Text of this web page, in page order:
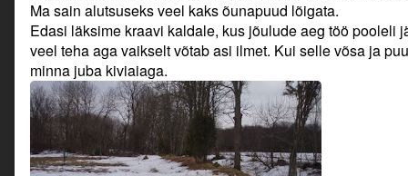
Ma sain alutsuseks veel kaks õunapuud lõigata.
Edasi läksime kraavi kaldale, kus jõulude aeg töö pooleli
veel teha aga vaikselt võtab asi ilmet. Kui selle võsa ja
minna juba kiviaiaga.